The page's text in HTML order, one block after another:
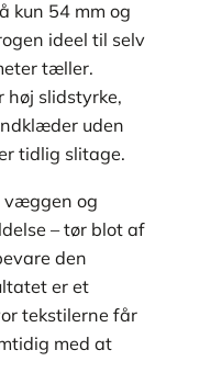
kun 54 mm og
ideel til selv
tæller.
høj slidstyrke,
uden
tidlig slitage.
væggen og
– tør blot af
den
er et
tekstilerne får
med at